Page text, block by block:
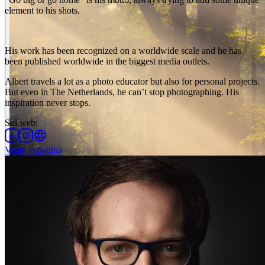
element to his shots.
His work has been recognized on a worldwide scale and he has
been published worldwide in the biggest media outlets.
Albert travels a lot as a photo educator but also for personal projects.
But even in The Netherlands, he can’t stop photographing. His
inspiration never stops.
Sul web:
Visita la pagina